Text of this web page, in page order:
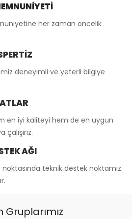
her zaman öncelik
deneyimli ve yeterli bilgiye
en iyi kaliteyi hem de en uygun
AĞI
teknik destek noktamız
Gruplarımız